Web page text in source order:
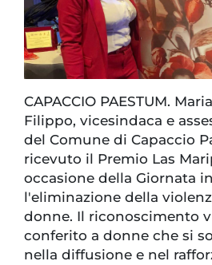
CAPACCIO PAESTUM.
Filippo, vicesindaca e
del Comune di Capaccio
ricevuto il Premio Las
occasione della Giornata
l'eliminazione della
donne. Il riconoscimento
conferito a donne che si
nella diffusione e nel